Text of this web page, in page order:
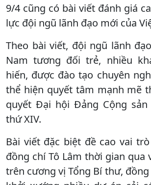
9/4 cũng có bài viết đánh giá
lực đội ngũ lãnh đạo mới của
Theo bài viết, đội ngũ lãnh
Nam tương đối trẻ, nhiều
hiến, được đào tạo chuyên
thể hiện quyết tâm mạnh mẽ
quyết Đại hội Đảng Cộng sản
thứ XIV.
Bài viết đặc biệt đề cao vai
đồng chí Tô Lâm thời gian qua
trên cương vị Tổng Bí thư, đồng